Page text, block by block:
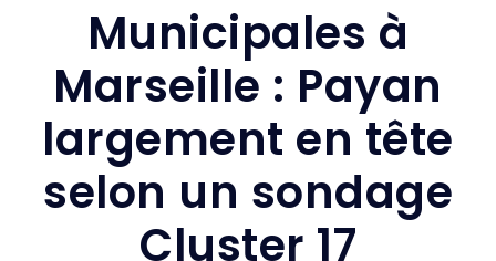
Municipales à
Marseille : Payan
largement en tête
selon un sondage
Cluster 17